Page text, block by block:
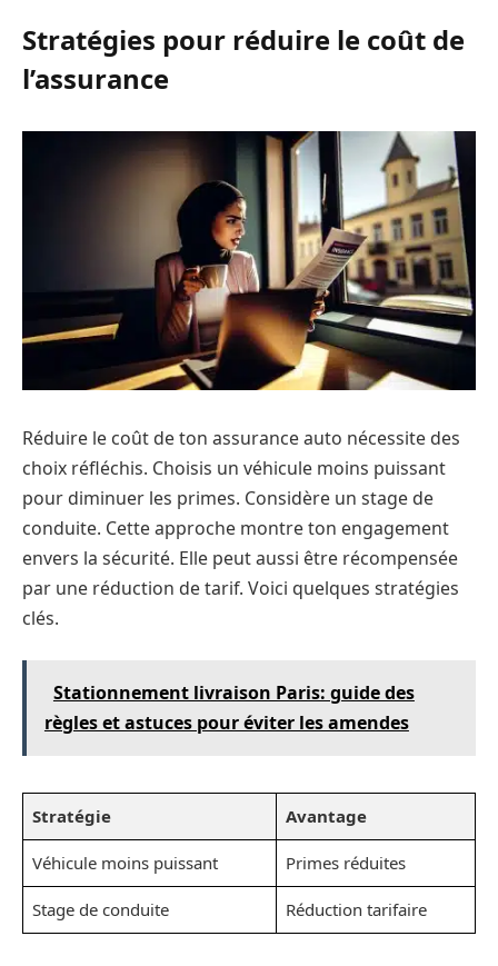
Stratégies pour réduire le coût de
l’assurance
Réduire le coût de ton assurance auto nécessite des
choix réfléchis. Choisis un véhicule moins puissant
pour diminuer les primes. Considère un stage de
conduite. Cette approche montre ton engagement
envers la sécurité. Elle peut aussi être récompensée
par une réduction de tarif. Voici quelques stratégies
clés.
Stationnement livraison Paris: guide des
règles et astuces pour éviter les amendes
Stratégie Avantage
Véhicule moins puissant Primes réduites
Stage de conduite Réduction tarifaire